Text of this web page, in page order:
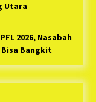
Utara
2026, Nasabah
Bisa Bangkit